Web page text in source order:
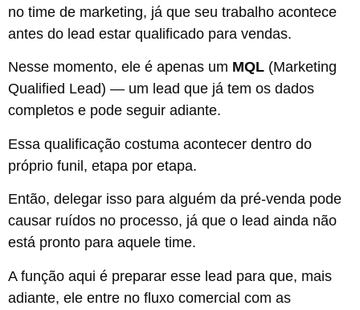
no time de marketing, já que seu trabalho acontece
antes do lead estar qualificado para vendas.
Nesse momento, ele é apenas um MQL (Marketing
Qualified Lead) — um lead que já tem os dados
completos e pode seguir adiante.
Essa qualificação costuma acontecer dentro do
próprio funil, etapa por etapa.
Então, delegar isso para alguém da pré-venda pode
causar ruídos no processo, já que o lead ainda não
está pronto para aquele time.
A função aqui é preparar esse lead para que, mais
adiante, ele entre no fluxo comercial com as